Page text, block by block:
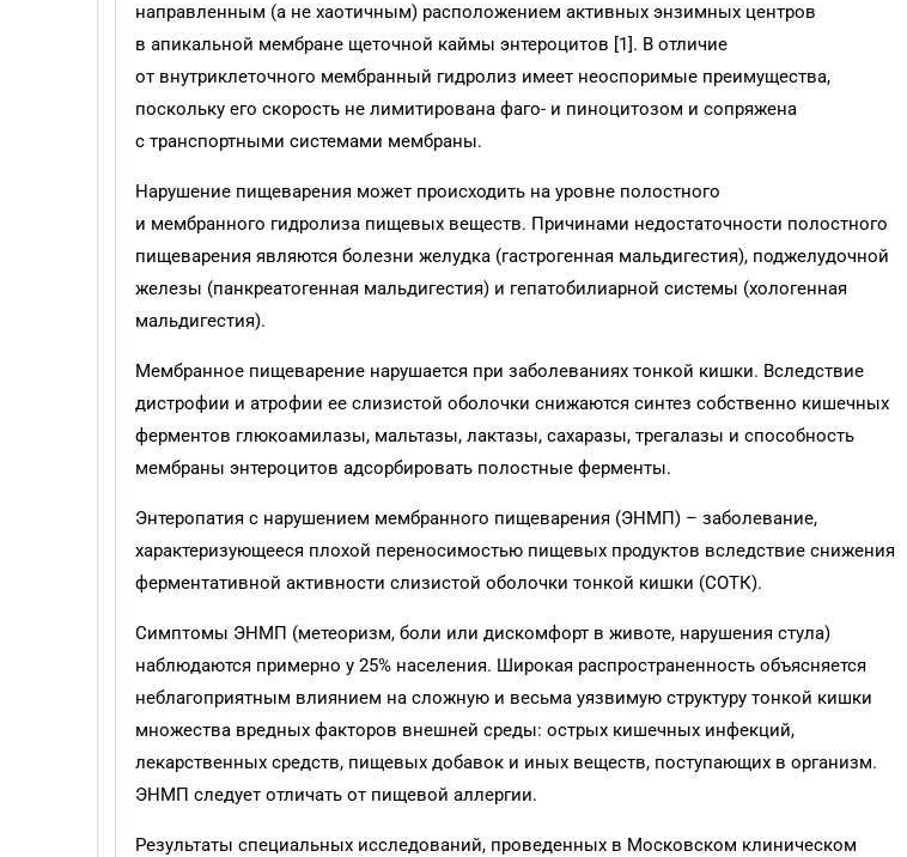
направленным (а не хаотичным) расположением активных энзимных центров
в апикальной мембране щеточной каймы энтероцитов [1]. В отличие
от внутриклеточного мембранный гидролиз имеет неоспоримые преимущества,
поскольку его скорость не лимитирована фаго- и пиноцитозом и сопряжена
с транспортными системами мембраны.
Нарушение пищеварения может происходить на уровне полостного
и мембранного гидролиза пищевых веществ. Причинами недостаточности полостного
пищеварения являются болезни желудка (гастрогенная мальдигестия), поджелудочной
железы (панкреатогенная мальдигестия) и гепатобилиарной системы (хологенная
мальдигестия).
Мембранное пищеварение нарушается при заболеваниях тонкой кишки. Вследствие
дистрофии и атрофии ее слизистой оболочки снижаются синтез собственно кишечных
ферментов глюкоамилазы, мальтазы, лактазы, сахаразы, трегалазы и способность
мембраны энтероцитов адсорбировать полостные ферменты.
Энтеропатия с нарушением мембранного пищеварения (ЭНМП) – заболевание,
характеризующееся плохой переносимостью пищевых продуктов вследствие снижения
ферментативной активности слизистой оболочки тонкой кишки (СОТК).
Симптомы ЭНМП (метеоризм, боли или дискомфорт в животе, нарушения стула)
наблюдаются примерно у 25% населения. Широкая распространенность объясняется
неблагоприятным влиянием на сложную и весьма уязвимую структуру тонкой кишки
множества вредных факторов внешней среды: острых кишечных инфекций,
лекарственных средств, пищевых добавок и иных веществ, поступающих в организм.
ЭНМП следует отличать от пищевой аллергии.
Результаты специальных исследований, проведенных в Московском клиническом